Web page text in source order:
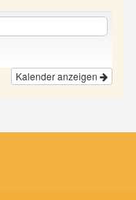
Kalender anzeigen